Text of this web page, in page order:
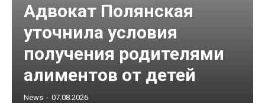
Адвокат Полянская
уточнила условия
получения родителями
алиментов от детей
News - 07.08.2026